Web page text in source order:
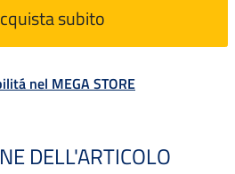
subito
nel MEGA STORE
DELL'ARTICOLO